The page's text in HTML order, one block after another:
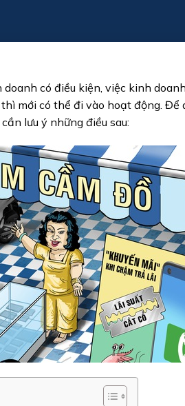
có điều kiện, việc kinh
mới có thể đi vào hoạt động.
lưu ý những điều sau: